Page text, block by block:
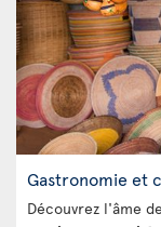
Gastronomie et
Découvrez l'âme